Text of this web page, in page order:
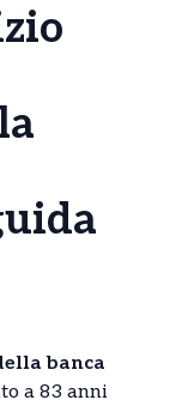
banca
a 83 anni